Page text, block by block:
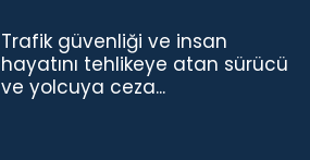
Trafik güvenliği ve insan
hayatını tehlikeye atan sürücü
ve yolcuya ceza...